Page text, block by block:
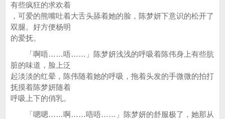
有些疯狂的求欢着
，可爱的熊嘴吐着大舌头舔着她的脸，陈梦妍下意识的松开了
双腿。好方便杨明
的爱抚。
「啊唔……唔……」陈梦妍浅浅的呼吸着陈伟身上有些肮
脏的味道，脸上泛
起淡淡的红晕，陈伟随着她的呼吸，拖着头发的手微微的拍打
抚摸着陈梦妍随着
呼吸上下的俏乳。
「嗯嗯……啊……唔唔……」陈梦妍的舒服极了，她那从